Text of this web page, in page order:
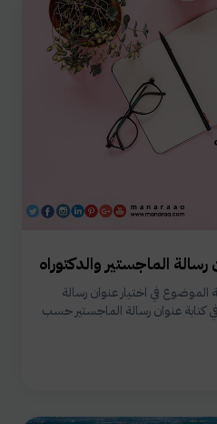
الماجستير والدكتوراه
في اختيار عنوان رسالة
كتابة عنوان رسالة الماجستير حسب